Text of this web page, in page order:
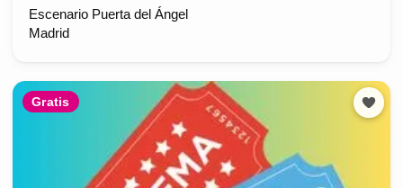
Escenario Puerta del Ángel
Madrid
Gratis